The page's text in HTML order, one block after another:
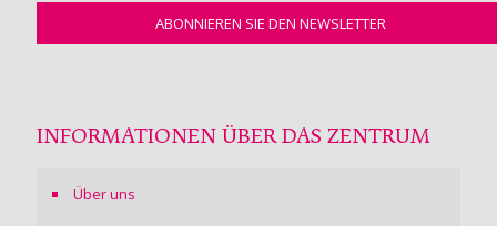
INFORMATIONEN ÜBER DAS ZENTRUM
Über uns